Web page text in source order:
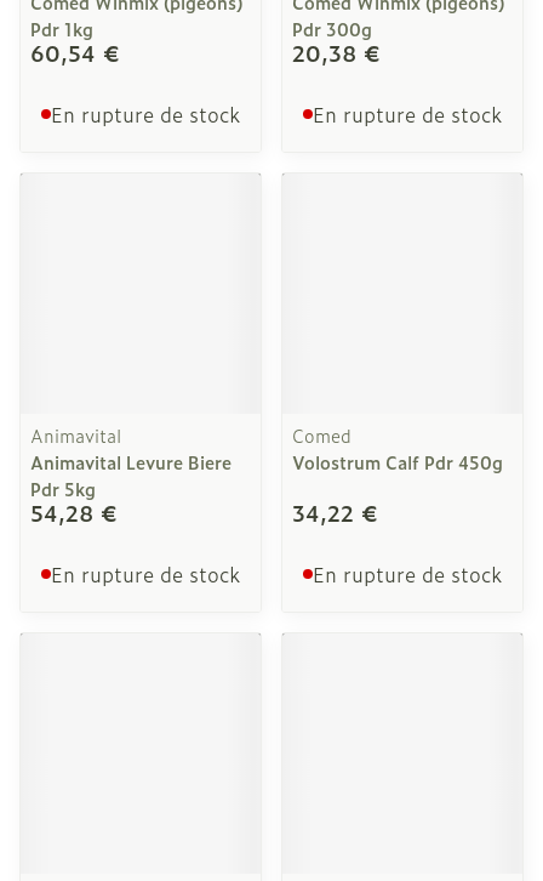
Pdr 1kg
60,54 €
En rupture de stock
Pdr 300g
20,38 €
En rupture de stock
Animavital
Animavital Levure Biere
Pdr 5kg
54,28 €
En rupture de stock
Comed
Volostrum Calf Pdr 450g
34,22 €
En rupture de stock